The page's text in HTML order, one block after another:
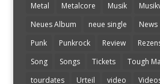
Metal
Metalcore Musik
Neues Album
neue single News
Punk
Punkrock Review
Song
Songs Tickets Tough
tourdates
Urteil video